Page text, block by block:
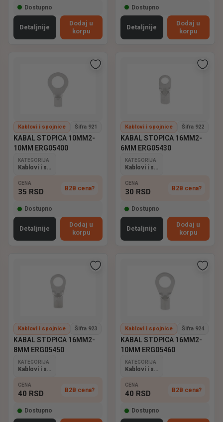
Dostupno
Detaljnije
Dodaj u
korpu
Dostupno
Detaljnije
Dodaj u
korpu
Kablovi i spojnice Šifra 921
KABAL STOPICA 10MM2-
10MM ERG05400
KATEGORIJA
Kablovi i spojnice
CENA
35 RSD B2B cena?
Dostupno
Detaljnije
Dodaj u
korpu
Kablovi i spojnice Šifra 922
KABAL STOPICA 16MM2-
6MM ERG05430
KATEGORIJA
Kablovi i spojnice
CENA
30 RSD B2B cena?
Dostupno
Detaljnije
Dodaj u
korpu
Kablovi i spojnice Šifra 923
KABAL STOPICA 16MM2-
8MM ERG05450
KATEGORIJA
Kablovi i spojnice
CENA
40 RSD B2B cena?
Dostupno
Kablovi i spojnice Šifra 924
KABAL STOPICA 16MM2-
10MM ERG05460
KATEGORIJA
Kablovi i spojnice
CENA
40 RSD B2B cena?
Dostupno